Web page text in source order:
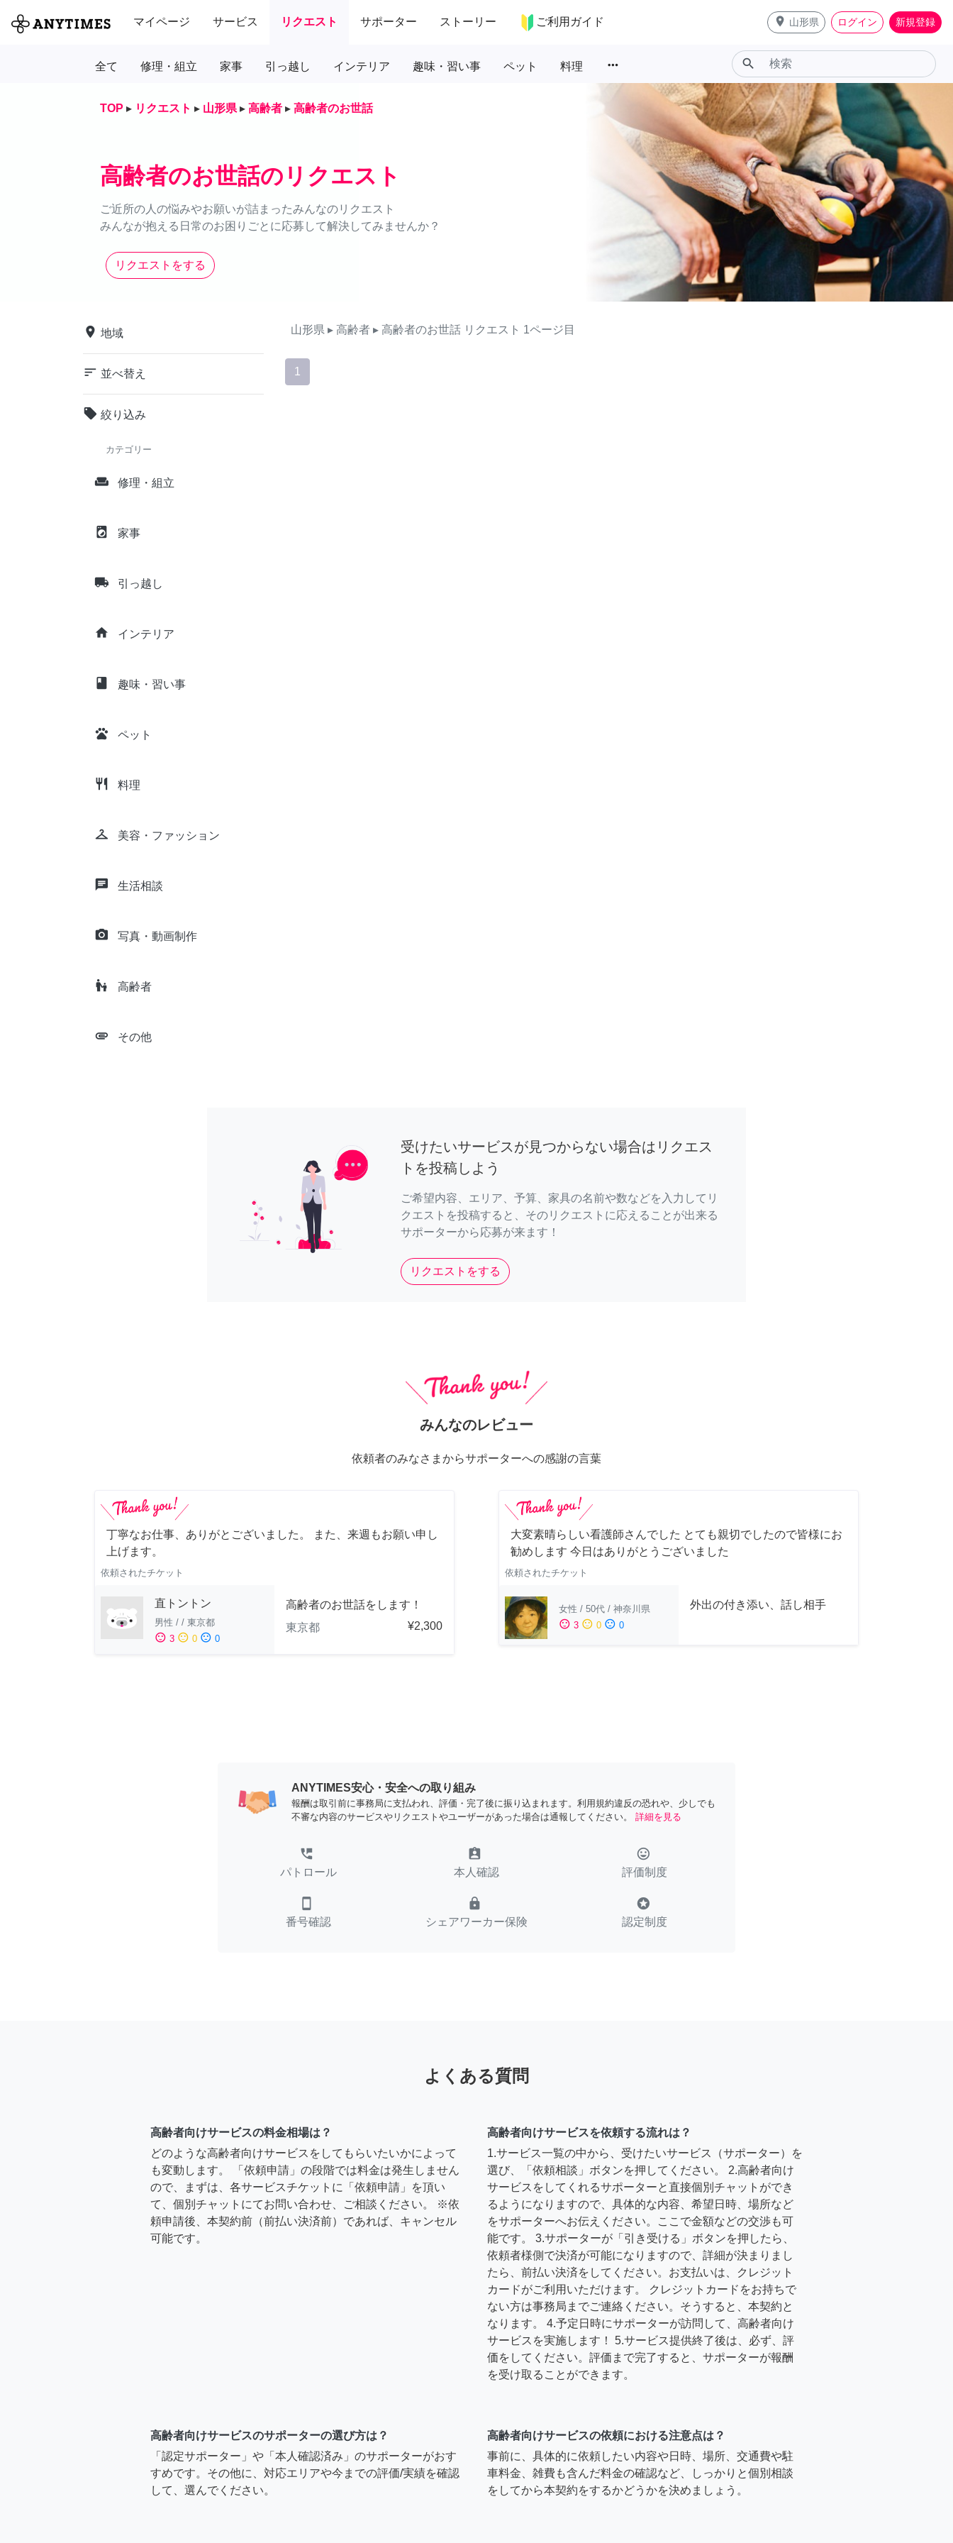
マイページ サービス リクエスト サポーター ストーリー ご利用ガイド place 山形県 ログイン 新規登録
全て 修理・組立 家事 引っ越し インテリア 趣味・習い事 ペット 料理 more_horiz search
TOP ▸ リクエスト ▸ 山形県 ▸ 高齢者 ▸ 高齢者のお世話
高齢者のお世話のリクエスト
ご近所の人の悩みやお願いが詰まったみんなのリクエスト
みんなが抱える日常のお困りごとに応募して解決してみませんか？
リクエストをする
place 地域
sort 並べ替え
local_offer 絞り込み
カテゴリー
weekend 修理・組立
local_laundry_service 家事
local_shipping 引っ越し
home インテリア
class 趣味・習い事
pets ペット
restaurant 料理
checkroom 美容・ファッション
chat 生活相談
camera_alt 写真・動画制作
escalator_warning 高齢者
attachment その他
山形県 ▸ 高齢者 ▸ 高齢者のお世話 リクエスト 1ページ目
1
受けたいサービスが見つからない場合はリクエス
トを投稿しよう
ご希望内容、エリア、予算、家具の名前や数などを入力してリ
クエストを投稿すると、そのリクエストに応えることが出来る
サポーターから応募が来ます！
リクエストをする
みんなのレビュー
依頼者のみなさまからサポーターへの感謝の言葉
丁寧なお仕事、ありがとございました。 また、来週もお願い申し
上げます。
依頼されたチケット
直トントン
男性 / / 東京都
sentiment_satisfied 3 sentiment_neutral 0 sentiment_dissatisfied 0
高齢者のお世話をします！
東京都
¥2,300
大変素晴らしい看護師さんでした とても親切でしたので皆様にお
勧めします 今日はありがとうございました
依頼されたチケット
女性 / 50代 / 神奈川県
sentiment_satisfied 3 sentiment_neutral 0 sentiment_dissatisfied 0
外出の付き添い、話し相手
ANYTIMES安心・安全への取り組み
報酬は取引前に事務局に支払われ、評価・完了後に振り込まれます。利用規約違反の恐れや、少しでも
不審な内容のサービスやリクエストやユーザーがあった場合は通報してください。
詳細を見る
perm_phone_msg
パトロール
assignment_ind
本人確認
tag_faces
評価制度
smartphone
番号確認
lock
シェアワーカー保険
stars
認定制度
よくある質問
高齢者向けサービスの料金相場は？
どのような高齢者向けサービスをしてもらいたいかによって
も変動します。 「依頼申請」の段階では料金は発生しません
ので、まずは、各サービスチケットに「依頼申請」を頂い
て、個別チャットにてお問い合わせ、ご相談ください。 ※依
頼申請後、本契約前（前払い決済前）であれば、キャンセル
可能です。
高齢者向けサービスを依頼する流れは？
1.サービス一覧の中から、受けたいサービス（サポーター）を
選び、「依頼相談」ボタンを押してください。 2.高齢者向け
サービスをしてくれるサポーターと直接個別チャットができ
るようになりますので、具体的な内容、希望日時、場所など
をサポーターへお伝えください。ここで金額などの交渉も可
能です。 3.サポーターが「引き受ける」ボタンを押したら、
依頼者様側で決済が可能になりますので、詳細が決まりまし
たら、前払い決済をしてください。お支払いは、クレジット
カードがご利用いただけます。 クレジットカードをお持ちで
ない方は事務局までご連絡ください。そうすると、本契約と
なります。 4.予定日時にサポーターが訪問して、高齢者向け
サービスを実施します！ 5.サービス提供終了後は、必ず、評
価をしてください。評価まで完了すると、サポーターが報酬
を受け取ることができます。
高齢者向けサービスのサポーターの選び方は？
「認定サポーター」や「本人確認済み」のサポーターがおす
すめです。その他に、対応エリアや今までの評価/実績を確認
して、選んでください。
高齢者向けサービスの依頼における注意点は？
事前に、具体的に依頼したい内容や日時、場所、交通費や駐
車料金、雑費も含んだ料金の確認など、しっかりと個別相談
をしてから本契約をするかどうかを決めましょう。